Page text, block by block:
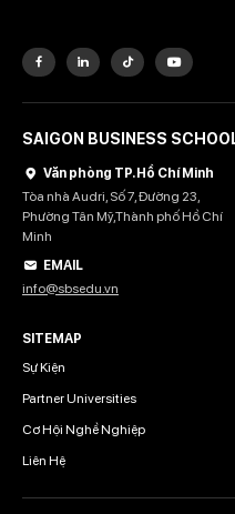
SAIGON BUSINESS
Văn phòng TP. Hồ Chí Minh
Tòa nhà Audri, Số 7, Đường 23,
Phường Tân Mỹ,Thành phố Hồ Chí
Minh
EMAIL
info@sbsedu.vn
SITEMAP
Sự Kiện
Partner Universities
Cơ Hội Nghề Nghiệp
Liên Hệ